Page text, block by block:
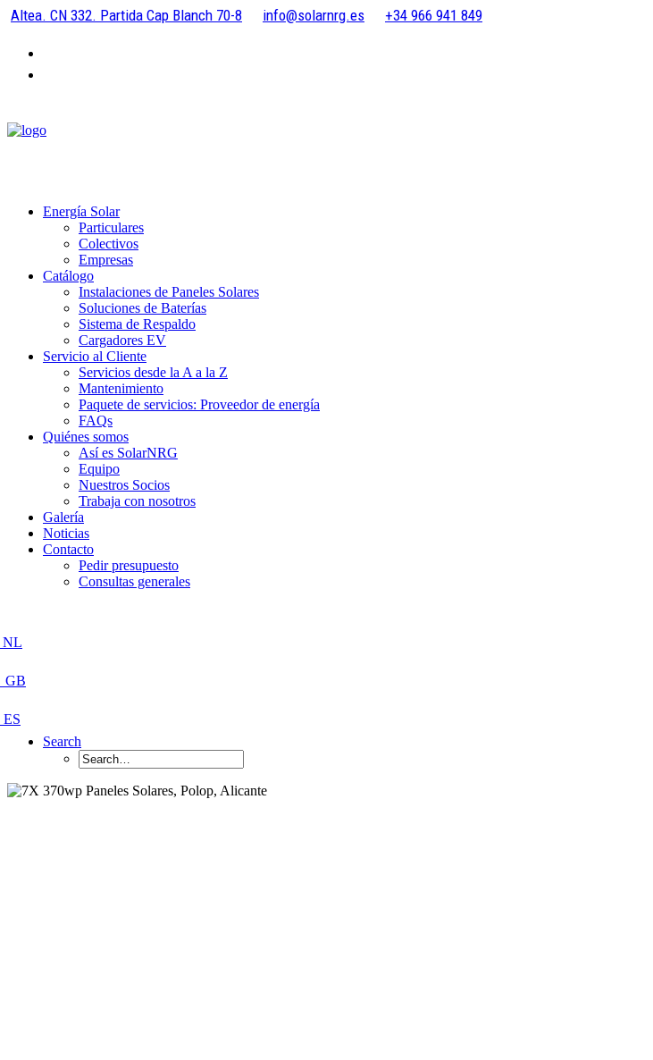
Altea. CN 332. Partida Cap Blanch 70-8 info@solarnrg.es +34 966 941 849
Energía Solar
Particulares
Colectivos
Empresas
Catálogo
Instalaciones de Paneles Solares
Soluciones de Baterías
Sistema de Respaldo
Cargadores EV
Servicio al Cliente
Servicios desde la A a la Z
Mantenimiento
Paquete de servicios: Proveedor de energía
FAQs
Quiénes somos
Así es SolarNRG
Equipo
Nuestros Socios
Trabaja con nosotros
Galería
Noticias
Contacto
Pedir presupuesto
Consultas generales
Search